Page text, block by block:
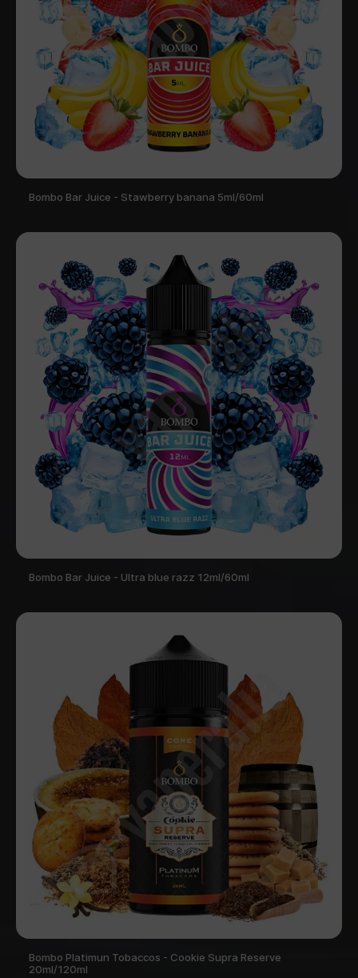
Bombo Bar Juice - Stawberry banana 5ml/60ml
Bombo Bar Juice - Ultra blue razz 12ml/60ml
Bombo Platimun Tobaccos - Cookie Supra Reserve
20ml/120ml